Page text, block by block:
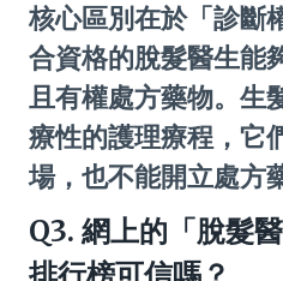
核心區別在於「診斷
合資格的脫髮醫生能
且有權處方藥物。生
療性的護理療程，它
場，也不能開立處方
Q3. 網上的「脫髮